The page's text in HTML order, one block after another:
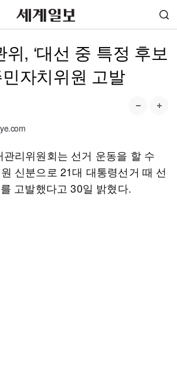
, ‘대선 중 특정 후보
민자치위원 고발
리위원회는 선거 운동을 할 수
신분으로 21대 대통령선거 때 선
고발했다고 30일 밝혔다.